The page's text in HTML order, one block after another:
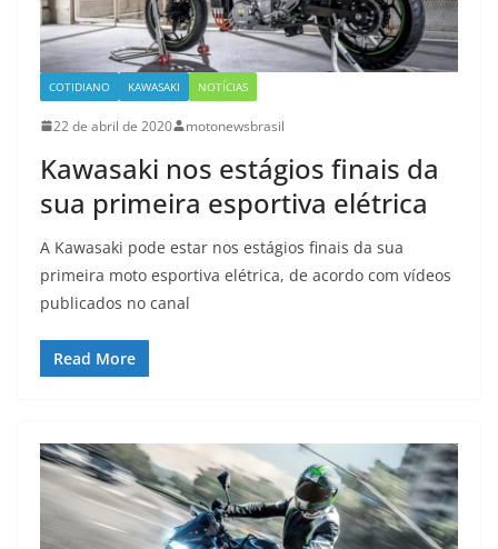
COTIDIANO KAWASAKI NOTÍCIAS
22 de abril de 2020 motonewsbrasil
Kawasaki nos estágios finais da
sua primeira esportiva elétrica
A Kawasaki pode estar nos estágios finais da sua
primeira moto esportiva elétrica, de acordo com vídeos
publicados no canal
Read More